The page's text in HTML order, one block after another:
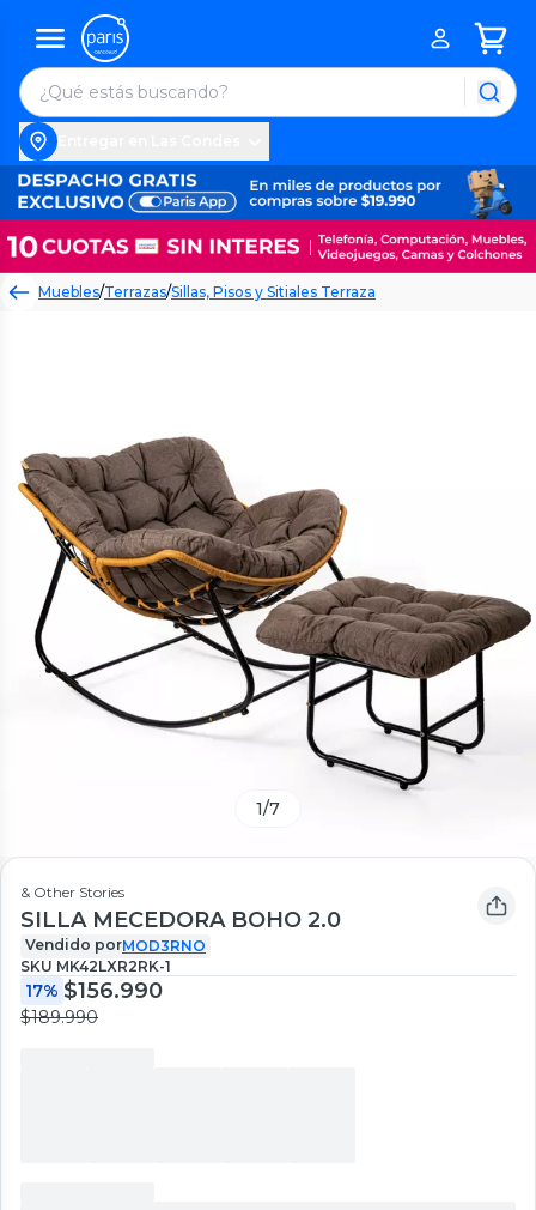
Muebles/Terrazas/Sillas, Pisos y Sitiales Terraza
1/7
& Other Stories
SILLA MECEDORA BOHO 2.0
Vendido porMOD3RNO
SKU MK42LXR2RK-1
17% $156.990
$189.990